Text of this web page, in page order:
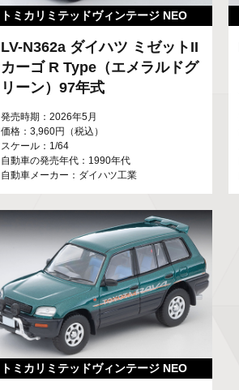
トミカリミテッドヴィンテージ NEO
LV-N362a ダイハツ ミゼットII
カーゴ R Type（エメラルドグ
リーン）97年式
発売時期：2026年5月
価格：3,960円（税込）
スケール：1/64
自動車の発売年代：1990年代
自動車メーカー：ダイハツ工業
トミカリミテッドヴィンテージ NEO